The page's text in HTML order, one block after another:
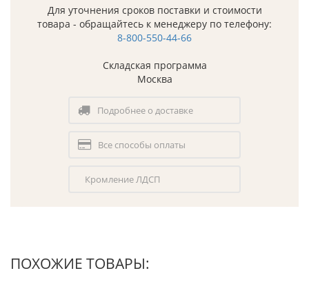
Для уточнения сроков поставки и стоимости
товара - обращайтесь к менеджеру по телефону:
8-800-550-44-66
Складская программа
Москва
Подробнее о доставке
Все способы оплаты
Кромление ЛДСП
ПОХОЖИЕ ТОВАРЫ: